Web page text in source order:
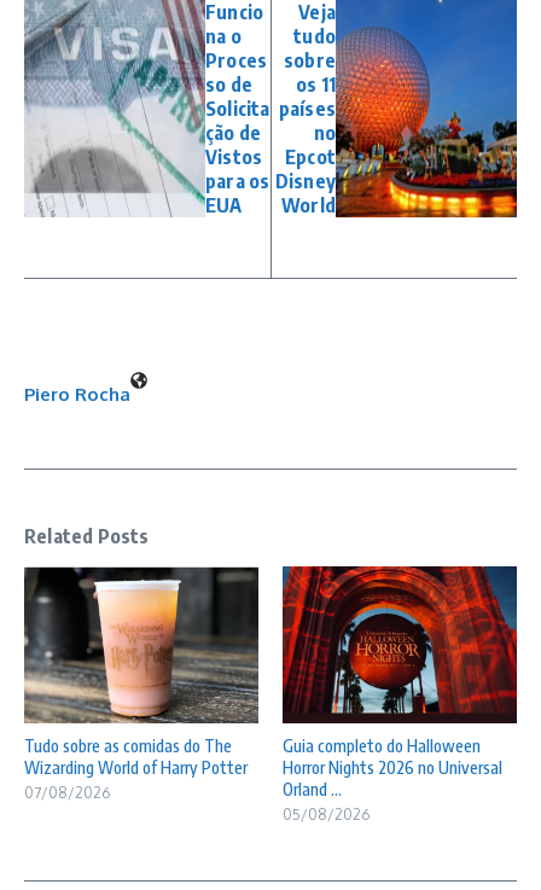
Funcio
na o
Proces
so de
Solicita
ção de
Vistos
para os
EUA
Veja
tudo
sobre
os 11
países
no
Epcot
Disney
World
Piero Rocha
Related Posts
Tudo sobre as comidas do The
Wizarding World of Harry Potter
07/08/2026
Guia completo do Halloween
Horror Nights 2026 no Universal
Orland ...
05/08/2026